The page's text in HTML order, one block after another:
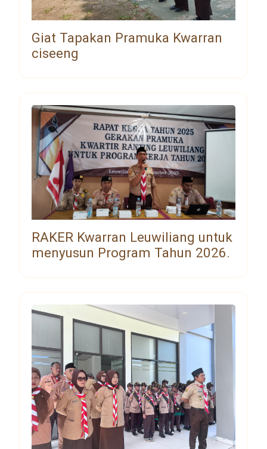
Giat Tapakan Pramuka Kwarran
ciseeng
RAKER Kwarran Leuwiliang untuk
menyusun Program Tahun 2026.